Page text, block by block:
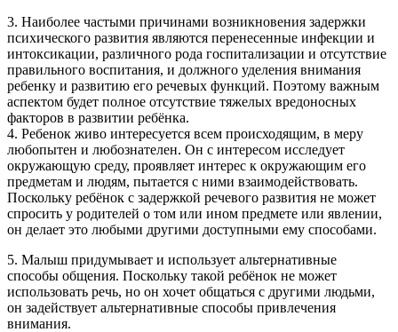
3. Наиболее частыми причинами возникновения задержки
психического развития являются перенесенные инфекции и
интоксикации, различного рода госпитализации и отсутствие
правильного воспитания, и должного уделения внимания
ребенку и развитию его речевых функций. Поэтому важным
аспектом будет полное отсутствие тяжелых вредоносных
факторов в развитии ребёнка.
4. Ребенок живо интересуется всем происходящим, в меру
любопытен и любознателен. Он с интересом исследует
окружающую среду, проявляет интерес к окружающим его
предметам и людям, пытается с ними взаимодействовать.
Поскольку ребёнок с задержкой речевого развития не может
спросить у родителей о том или ином предмете или явлении,
он делает это любыми другими доступными ему способами.
5. Малыш придумывает и использует альтернативные
способы общения. Поскольку такой ребёнок не может
использовать речь, но он хочет общаться с другими людьми,
он задействует альтернативные способы привлечения
внимания.